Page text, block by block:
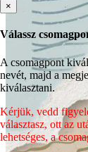
×
Válassz
A csomagpont
nevét, majd a
kiválasztani.
Kérjük, vedd
választasz, ott az
lehetséges, a